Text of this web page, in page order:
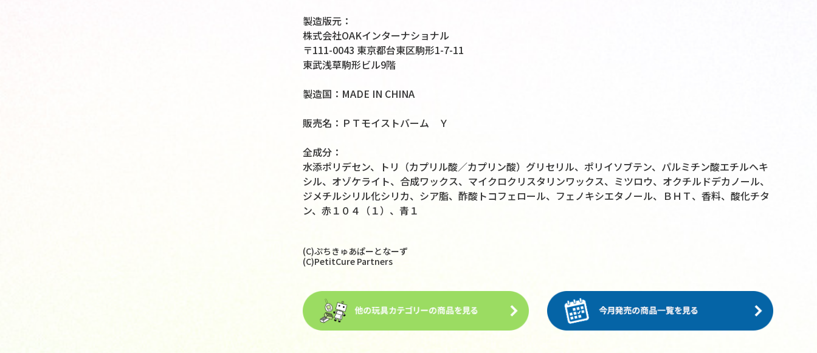
製造版元：
株式会社OAKインターナショナル
〒111-0043 東京都台東区駒形1-7-11
東武浅草駒形ビル9階
製造国：MADE IN CHINA
販売名：ＰＴモイストバーム Ｙ
全成分：
水添ポリデセン、トリ（カプリル酸／カプリン酸）グリセリル、ポリイソブテン、パルミチン酸エチルヘキ
シル、オゾケライト、合成ワックス、マイクロクリスタリンワックス、ミツロウ、オクチルドデカノール、
ジメチルシリル化シリカ、シア脂、酢酸トコフェロール、フェノキシエタノール、ＢＨＴ、香料、酸化チタ
ン、赤１０４（１）、青１
(C)ぷちきゅあぱーとなーず
(C)PetitCure Partners